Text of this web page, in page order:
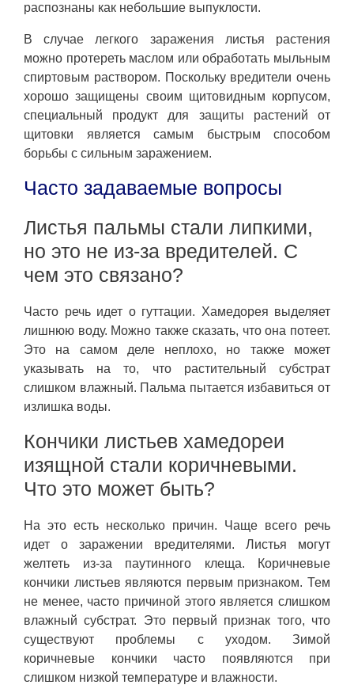
распознаны как небольшие выпуклости.
В случае легкого заражения листья растения
можно протереть маслом или обработать мыльным
спиртовым раствором. Поскольку вредители очень
хорошо защищены своим щитовидным корпусом,
специальный продукт для защиты растений от
щитовки является самым быстрым способом
борьбы с сильным заражением.
Часто задаваемые вопросы
Листья пальмы стали липкими,
но это не из-за вредителей. С
чем это связано?
Часто речь идет о гуттации. Хамедорея выделяет
лишнюю воду. Можно также сказать, что она потеет.
Это на самом деле неплохо, но также может
указывать на то, что растительный субстрат
слишком влажный. Пальма пытается избавиться от
излишка воды.
Кончики листьев хамедореи
изящной стали коричневыми.
Что это может быть?
На это есть несколько причин. Чаще всего речь
идет о заражении вредителями. Листья могут
желтеть из-за паутинного клеща. Коричневые
кончики листьев являются первым признаком. Тем
не менее, часто причиной этого является слишком
влажный субстрат. Это первый признак того, что
существуют проблемы с уходом. Зимой
коричневые кончики часто появляются при
слишком низкой температуре и влажности.